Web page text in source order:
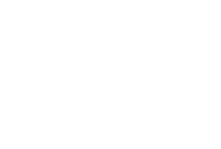
boek je vliegensvlug een
ook hoge kortingen
deals. Minder betalen,